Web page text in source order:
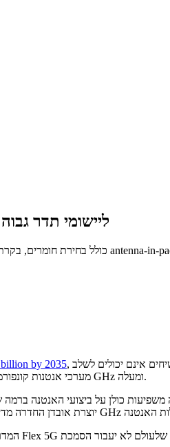
Flex PCB לאנטנות 5G ו-mmWave: מדריך תכנון RF ליישומי תדר גבוה
$15 billion by 2035, עם צמיחה שנתית ממוצעת של 13.4%. הצמיחה הזו נשענת על מציאות הנדסית אחת: לוחות קשיחים אינם יכולים לשלב
מערכי אנטנות קונפורמיים בתוך מכשירי טלפון קמורים, ציוד רדיו לביש או מודולי תחנת בסיס הפועלים ב-28 GHz ומעלה.